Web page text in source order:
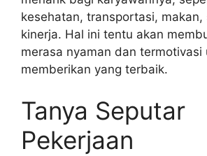
kesehatan, transportasi,
kinerja. Hal ini tentu akan
merasa nyaman dan termotivasi
memberikan yang terbaik.
Tanya Seputar
Pekerjaan